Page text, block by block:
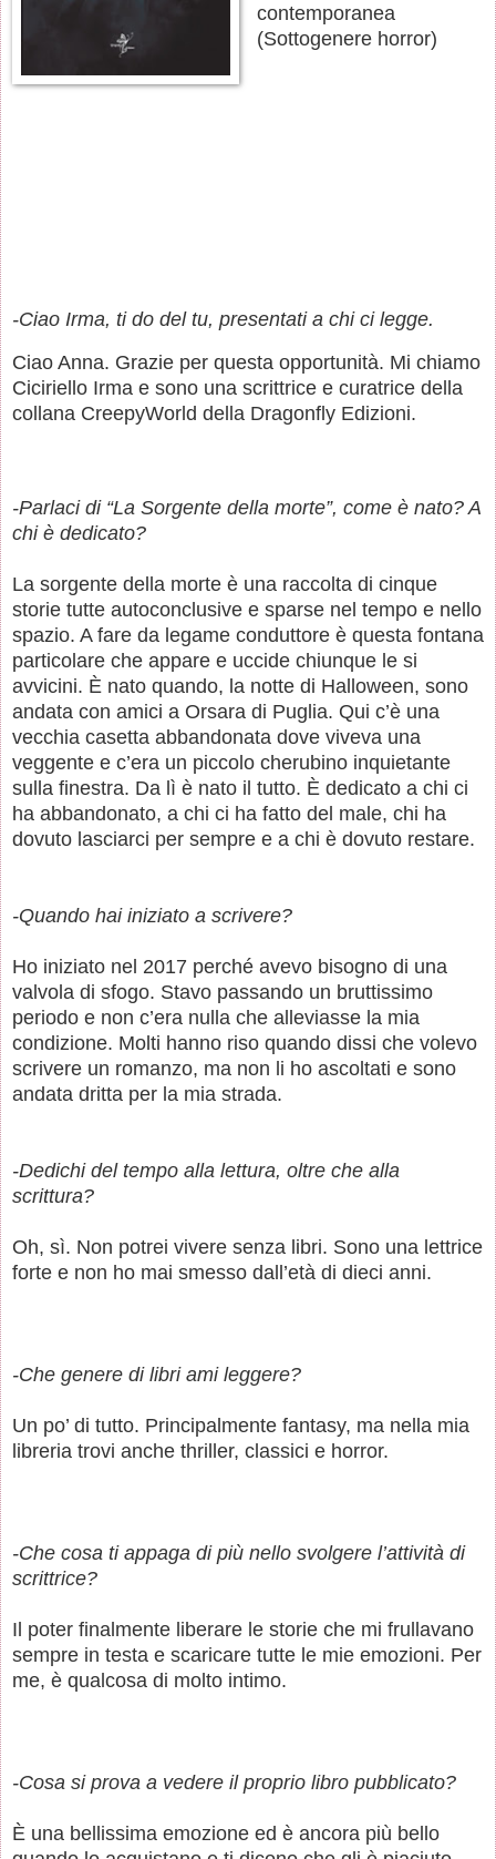
contemporanea
(Sottogenere horror)
-Ciao Irma, ti do del tu, presentati a chi ci legge.
Ciao Anna. Grazie per questa opportunità. Mi chiamo
Ciciriello Irma e sono una scrittrice e curatrice della
collana CreepyWorld della Dragonfly Edizioni.
-Parlaci di “La Sorgente della morte”, come è nato? A
chi è dedicato?
La sorgente della morte è una raccolta di cinque
storie tutte autoconclusive e sparse nel tempo e nello
spazio. A fare da legame conduttore è questa fontana
particolare che appare e uccide chiunque le si
avvicini. È nato quando, la notte di Halloween, sono
andata con amici a Orsara di Puglia. Qui c’è una
vecchia casetta abbandonata dove viveva una
veggente e c’era un piccolo cherubino inquietante
sulla finestra. Da lì è nato il tutto. È dedicato a chi ci
ha abbandonato, a chi ci ha fatto del male, chi ha
dovuto lasciarci per sempre e a chi è dovuto restare.
-Quando hai iniziato a scrivere?
Ho iniziato nel 2017 perché avevo bisogno di una
valvola di sfogo. Stavo passando un bruttissimo
periodo e non c’era nulla che alleviasse la mia
condizione. Molti hanno riso quando dissi che volevo
scrivere un romanzo, ma non li ho ascoltati e sono
andata dritta per la mia strada.
-Dedichi del tempo alla lettura, oltre che alla
scrittura?
Oh, sì. Non potrei vivere senza libri. Sono una lettrice
forte e non ho mai smesso dall’età di dieci anni.
-Che genere di libri ami leggere?
Un po’ di tutto. Principalmente fantasy, ma nella mia
libreria trovi anche thriller, classici e horror.
-Che cosa ti appaga di più nello svolgere l’attività di
scrittrice?
Il poter finalmente liberare le storie che mi frullavano
sempre in testa e scaricare tutte le mie emozioni. Per
me, è qualcosa di molto intimo.
-Cosa si prova a vedere il proprio libro pubblicato?
È una bellissima emozione ed è ancora più bello